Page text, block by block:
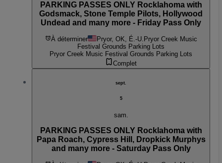
PARKING PASSES ONLY Rocklahoma with
Godsmack, Stone Temple Pilots, Hollywood
Undead and many more - Friday Pass Only
À déterminer Pryor, OK, É.-U. Pryor Creek Music
Festival Grounds Parking Lots
Pryor Creek Music Festival Grounds Parking Lots
Complet
sept.
5
sam.
PARKING PASSES ONLY Rocklahoma with
Papa Roach, Cypress Hill, Dropkick Murphys
and many more - Saturday Pass Only